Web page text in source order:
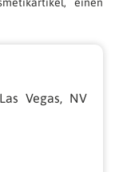
einen
Vegas, NV